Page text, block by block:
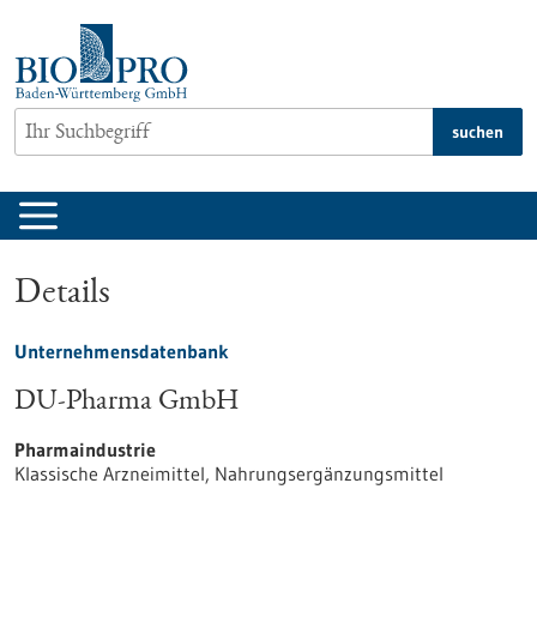
springen
suchen
Details
Unternehmensdatenbank
DU-Pharma GmbH
Pharmaindustrie
Klassische Arzneimittel, Nahrungsergänzungsmittel